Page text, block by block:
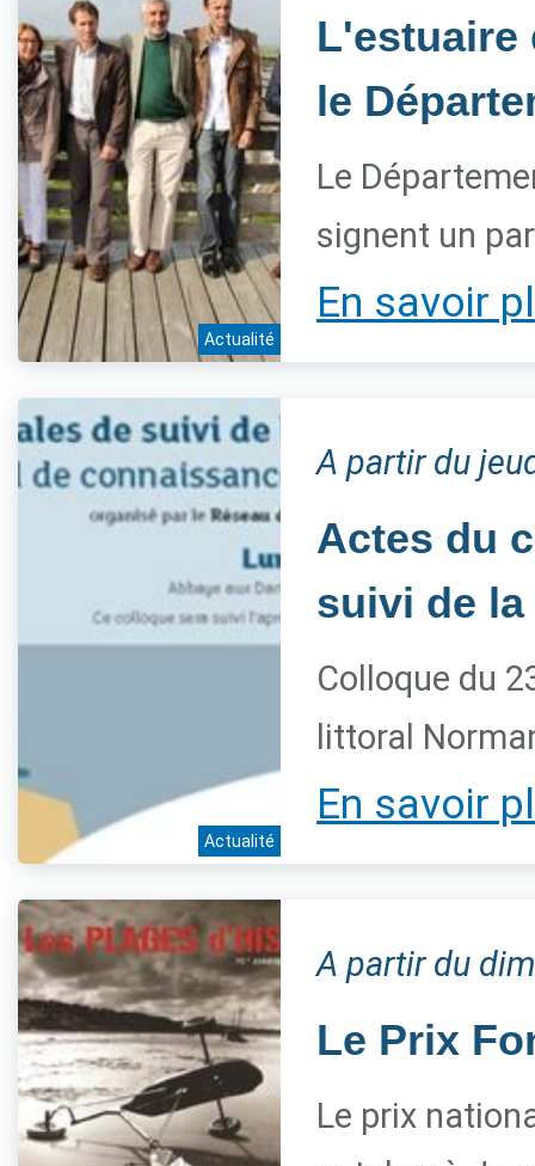
Actualité
L'estuaire
le
Le
signent un
En savoir
Actualité
A partir du
Actes du
suivi de
Colloque du
littoral
En savoir
A partir du
Le Prix
Le prix